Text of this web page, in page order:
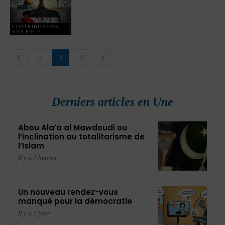
CONTRIBUTIONS
VIOLENCE
2 3 4
Derniers articles en Une
Abou Ala’a al Mawdoudi ou
l’inclination au totalitarisme de
l’Islam
Il y a 7 heures
Un nouveau rendez-vous
manqué pour la démocratie
Il y a 1 jour